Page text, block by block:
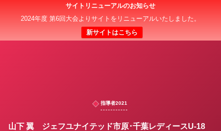
サイトリニューアルのお知らせ
2024年度 第6回大会よりサイトをリニューアルいたしました。
新サイトはこちら
日本クラブユース 女子サッカー大会(U-18)
指導者2021
山下 翼 ジェフユナイテッド市原･千葉レディースU-18